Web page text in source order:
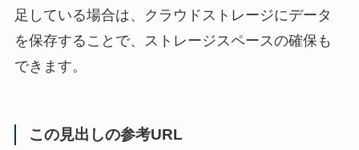
足している場合は、クラウドストレージにデータ
を保存することで、ストレージスペースの確保も
できます。
この見出しの参考URL